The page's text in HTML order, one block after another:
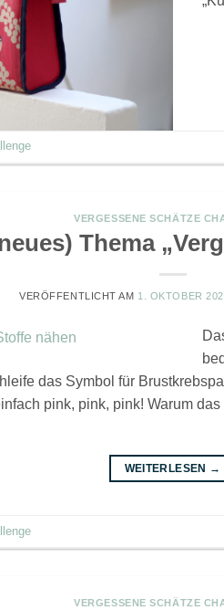
VERGESSENE SCHÄTZE
Thema
VERÖFFENTLICHT AM 1. OKTOBER
das Symbol für
pink, pink, pink! Warum
WEITERLESEN →
VERGESSENE SCHÄTZE